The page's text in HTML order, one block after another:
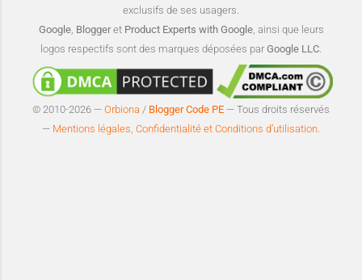
exclusifs de ses usagers.
Google, Bloggeret Product Experts with Google, ainsi que leurs
logos respectifs sont des marques déposées par Google LLC.
© 2010-2026 — Orbiona / Blogger Code PE — Tous droits réservés
— Mentions légales, Confidentialité et Conditions d’utilisation